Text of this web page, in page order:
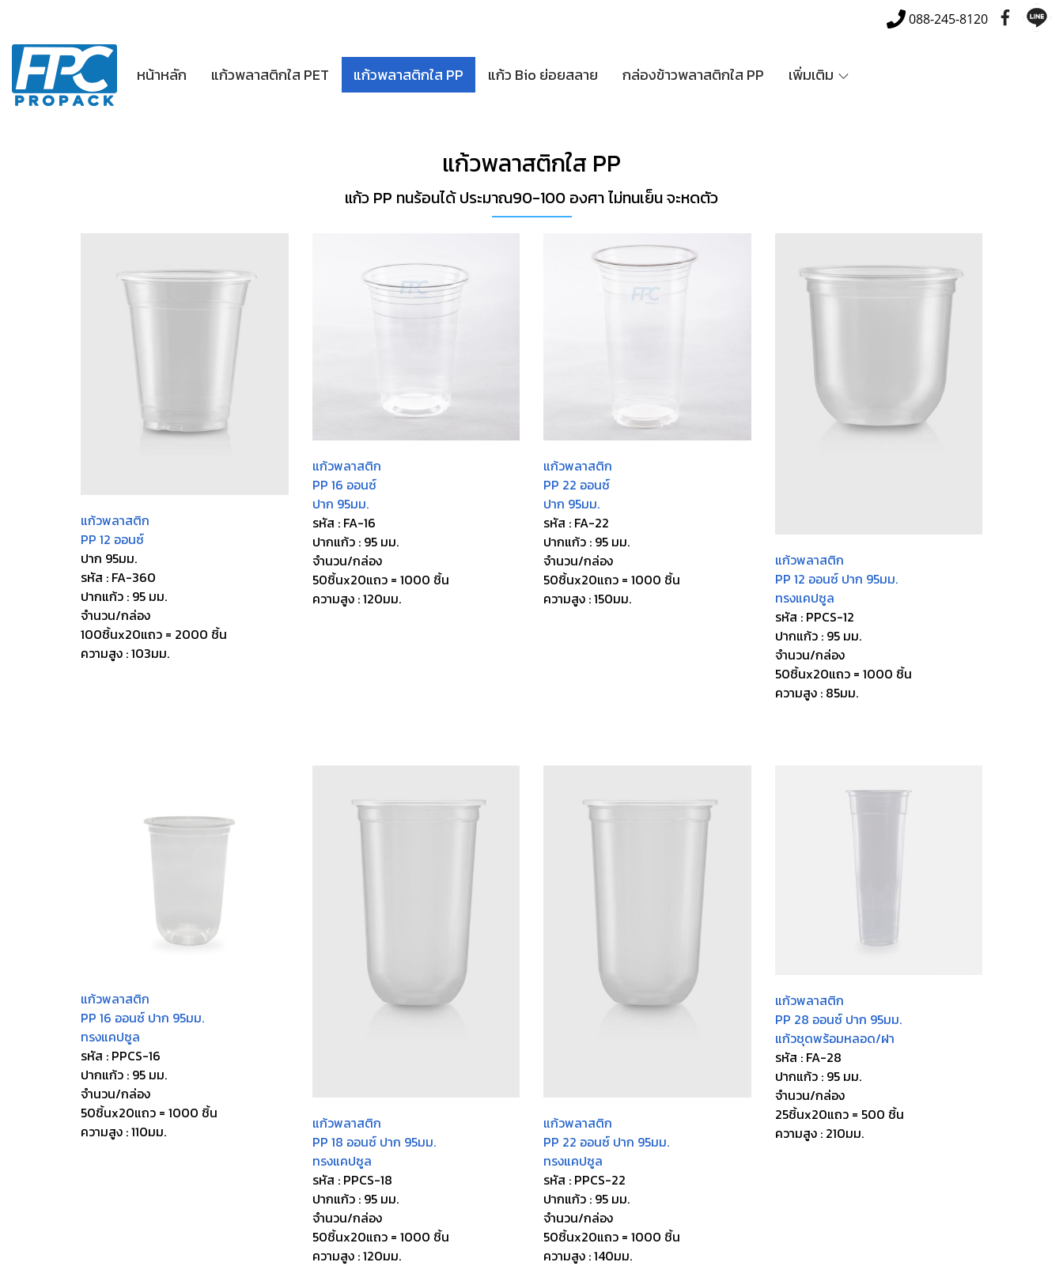
088-245-8120
หน้าหลัก แก้วพลาสติกใส PET แก้วพลาสติกใส PP แก้ว Bio ย่อยสลาย กล่องข้าวพลาสติกใส PP เพิ่มเติม
แก้วพลาสติกใส PP
แก้ว PP ทนร้อนได้ ประมาณ90-100 องศา ไม่ทนเย็น จะหดตัว
แก้วพลาสติก
PP 12 ออนซ์
ปาก 95มม.
รหัส : FA-360
ปากแก้ว : 95 มม.
จำนวน/กล่อง
100ชิ้นx20แถว = 2000 ชิ้น
ความสูง : 103มม.
แก้วพลาสติก
PP 16 ออนซ์
ปาก 95มม.
รหัส : FA-16
ปากแก้ว : 95 มม.
จำนวน/กล่อง
50ชิ้นx20แถว = 1000 ชิ้น
ความสูง : 120มม.
แก้วพลาสติก
PP 22 ออนซ์
ปาก 95มม.
รหัส : FA-22
ปากแก้ว : 95 มม.
จำนวน/กล่อง
50ชิ้นx20แถว = 1000 ชิ้น
ความสูง : 150มม.
แก้วพลาสติก
PP 12 ออนซ์ ปาก 95มม.
ทรงแคปซูล
รหัส : PPCS-12
ปากแก้ว : 95 มม.
จำนวน/กล่อง
50ชิ้นx20แถว = 1000 ชิ้น
ความสูง : 85มม.
แก้วพลาสติก
PP 16 ออนซ์ ปาก 95มม.
ทรงแคปซูล
รหัส : PPCS-16
ปากแก้ว : 95 มม.
จำนวน/กล่อง
50ชิ้นx20แถว = 1000 ชิ้น
ความสูง : 110มม.
แก้วพลาสติก
PP 18 ออนซ์ ปาก 95มม.
ทรงแคปซูล
รหัส : PPCS-18
ปากแก้ว : 95 มม.
จำนวน/กล่อง
50ชิ้นx20แถว = 1000 ชิ้น
ความสูง : 120มม.
แก้วพลาสติก
PP 22 ออนซ์ ปาก 95มม.
ทรงแคปซูล
รหัส : PPCS-22
ปากแก้ว : 95 มม.
จำนวน/กล่อง
50ชิ้นx20แถว = 1000 ชิ้น
ความสูง : 140มม.
แก้วพลาสติก
PP 28 ออนซ์ ปาก 95มม.
แก้วชุดพร้อมหลอด/ฝา
รหัส : FA-28
ปากแก้ว : 95 มม.
จำนวน/กล่อง
25ชิ้นx20แถว = 500 ชิ้น
ความสูง : 210มม.